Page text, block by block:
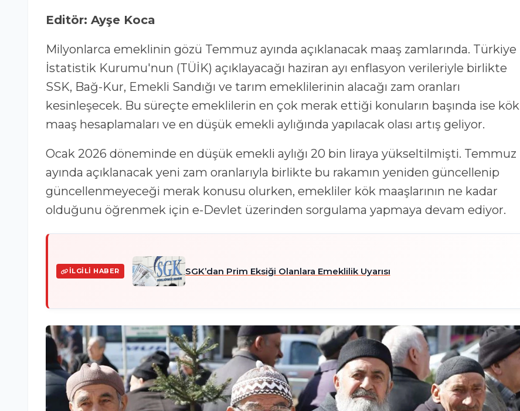
Editör: Ayşe Koca
Milyonlarca emeklinin gözü Temmuz ayında açıklanacak maaş zamlarında. Türkiye
İstatistik Kurumu'nun (TÜİK) açıklayacağı haziran ayı enflasyon verileriyle birlikte
SSK, Bağ-Kur, Emekli Sandığı ve tarım emeklilerinin alacağı zam oranları
kesinleşecek. Bu süreçte emeklilerin en çok merak ettiği konuların başında ise kök
maaş hesaplamaları ve en düşük emekli aylığında yapılacak olası artış geliyor.
Ocak 2026 döneminde en düşük emekli aylığı 20 bin liraya yükseltilmişti. Temmuz
ayında açıklanacak yeni zam oranlarıyla birlikte bu rakamın yeniden güncellenip
güncellenmeyeceği merak konusu olurken, emekliler kök maaşlarının ne kadar
olduğunu öğrenmek için e-Devlet üzerinden sorgulama yapmaya devam ediyor.
İLGILI HABER SGK’dan Prim Eksiği Olanlara Emeklilik Uyarısı